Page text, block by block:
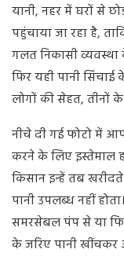
यानी, नहर में घरों से
पहुंचाया जा रहा है,
गलत निकासी
फिर यही पानी
लोगों की सेहत, तीनों
नीचे दी गई फोटो में
करने के लिए इस्तेमाल
किसान इन्हें तब
पानी उपलब्ध नहीं
समरसेबल पंप से या
के जरिए पानी